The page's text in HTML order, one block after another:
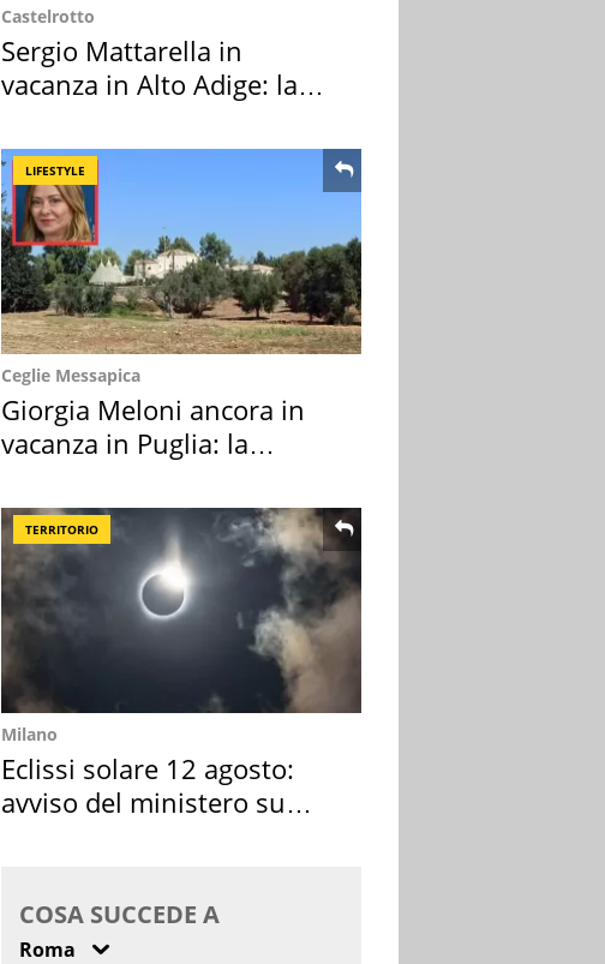
Castelrotto
Sergio Mattarella in
vacanza in Alto Adige: la
LIFESTYLE
Ceglie Messapica
Giorgia Meloni ancora in
vacanza in Puglia: la
TERRITORIO
Milano
Eclissi solare 12 agosto:
avviso del ministero su